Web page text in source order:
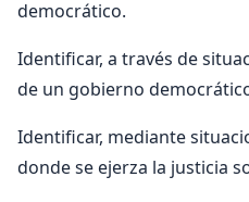
democrático.
Identificar, a través de
de un gobierno
Identificar, mediante
donde se ejerza la justicia